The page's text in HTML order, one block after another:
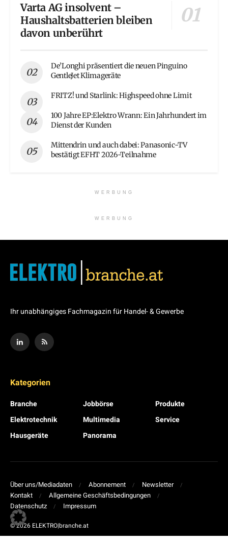
Varta AG insolvent –
Haushaltsbatterien bleiben
davon unberührt
De’Longhi präsentiert die neuen Pinguino
GentleJet Klimageräte
FRITZ! und Starlink: Highspeed ohne Limit
100 Jahre EP:Elektro Wrann: Ein Jahrhundert im
Dienst der Kunden
Mittendrin und auch dabei: Panasonic-TV
bestätigt EFHT 2026-Teilnahme
WERBUNG
WERBUNG
Ihr unabhängiges Fachmagazin für Handel- & Gewerbe
Kategorien
Branche
Elektrotechnik
Hausgeräte
Jobbörse
Multimedia
Panorama
Produkte
Service
Über uns/Mediadaten Abonnement
Newsletter
Kontakt
Allgemeine Geschäftsbedingungen
Datenschutz
Impressum
© 2026 ELEKTRO|branche.at